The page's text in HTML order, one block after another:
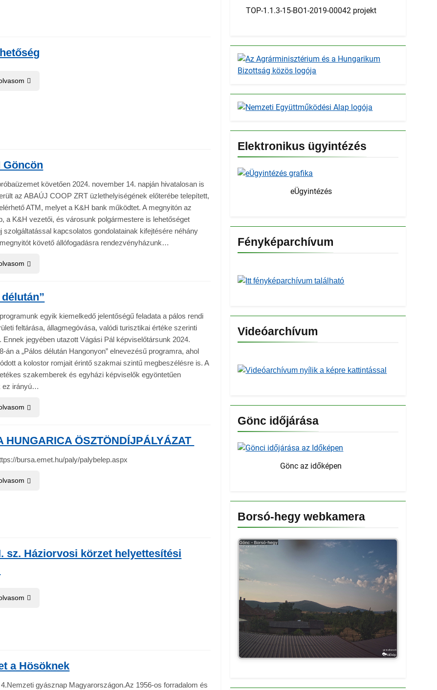
Göncön
követően 2024. november 14. napján hivatalosan is
az ABAÚJ COOP ZRT üzlethelyiségének előterébe telepített,
ATM, melyet a K&H bank működtet. A megnyitón az
a K&H vezetői, és városunk polgármestere is lehetőséget
szolgáltatással kapcsolatos gondolatainak kifejtésére néhány
követő állófogadásra rendezvényházunk…
egyik kiemelkedő jelentőségű feladata a pálos rendi
feltárása, állagmegóvása, valódi turisztikai értéke szerinti
Ennek jegyében utazott Vágási Pál képviselőtársunk 2024.
án a „Pálos délután Hangonyon” elnevezésű programra, ahol
a kolostor romjait érintő szakmai szintű megbeszélésre is. A
szakemberek és egyházi képviselők egyöntetűen
ez irányú…
HUNGARICA ÖSZTÖNDÍJPÁLYÁZAT
bursa.emet.hu/paly/palybelep.aspx
sz. Háziorvosi körzet helyettesítési
a Hösöknek
gyásznap Magyarországon.Az 1956-os forradalom és
TOP-1.1.3-15-BO1-2019-00042 projekt
Elektronikus ügyintézés
eÜgyintézés
Fényképarchívum
Videóarchívum
Gönc időjárása
Gönc az időképen
Borsó-hegy webkamera